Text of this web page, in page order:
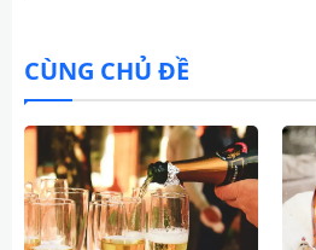
CÙNG CHỦ ĐỀ